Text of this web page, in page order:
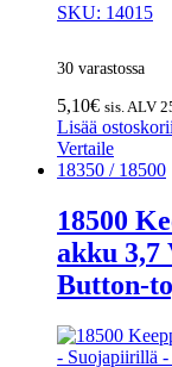
SKU: 14015
30 varastossa
5,10€ sis. ALV
Lisää
Vertaile
18350 / 18500
18500
akku 3,7
Button-